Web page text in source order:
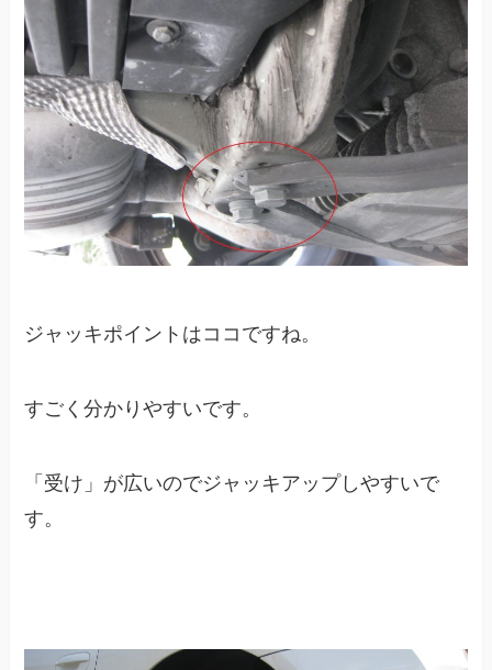
ジャッキポイントはココですね。
すごく分かりやすいです。
「受け」が広いのでジャッキアップしやすいで
す。